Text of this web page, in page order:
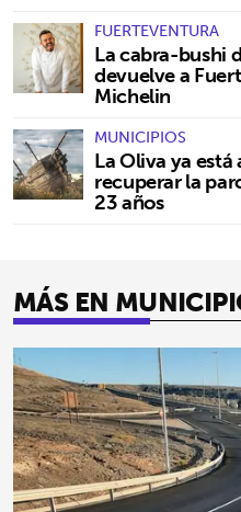
FUERTEVENTURA
La cabra-bushi
devuelve a
Michelin
MUNICIPIOS
La Oliva ya está
recuperar la
23 años
MÁS EN